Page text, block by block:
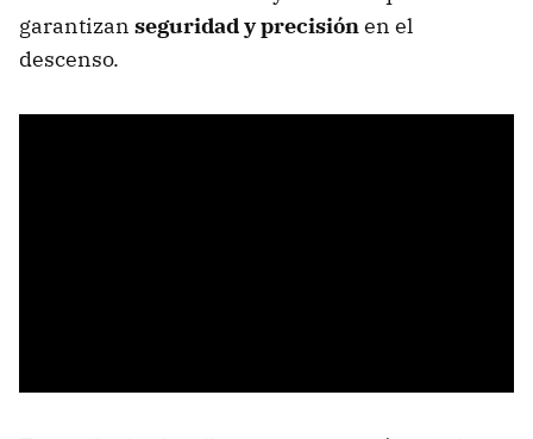
garantizan seguridad y precisiónen el
descenso.